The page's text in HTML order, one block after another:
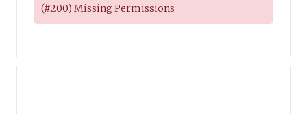
(#200) Missing Permissions